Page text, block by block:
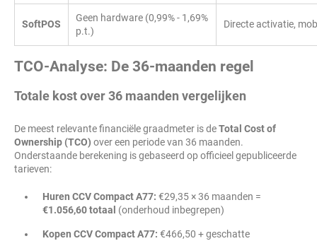
SoftPOS
Geen hardware (0,99% - 1,69%
p.t.)
Directe activatie,
TCO-Analyse: De 36-maanden regel
Totale kost over 36 maanden vergelijken
De meest relevante financiële graadmeter is deTotal Cost of
Ownership (TCO) over een periode van 36 maanden.
Onderstaande berekening is gebaseerd op officieel gepubliceerde
tarieven:
Huren CCV Compact A77: €29,35 × 36 maanden =
€1.056,60 totaal (onderhoud inbegrepen)
Kopen CCV Compact A77: €466,50 + geschatte